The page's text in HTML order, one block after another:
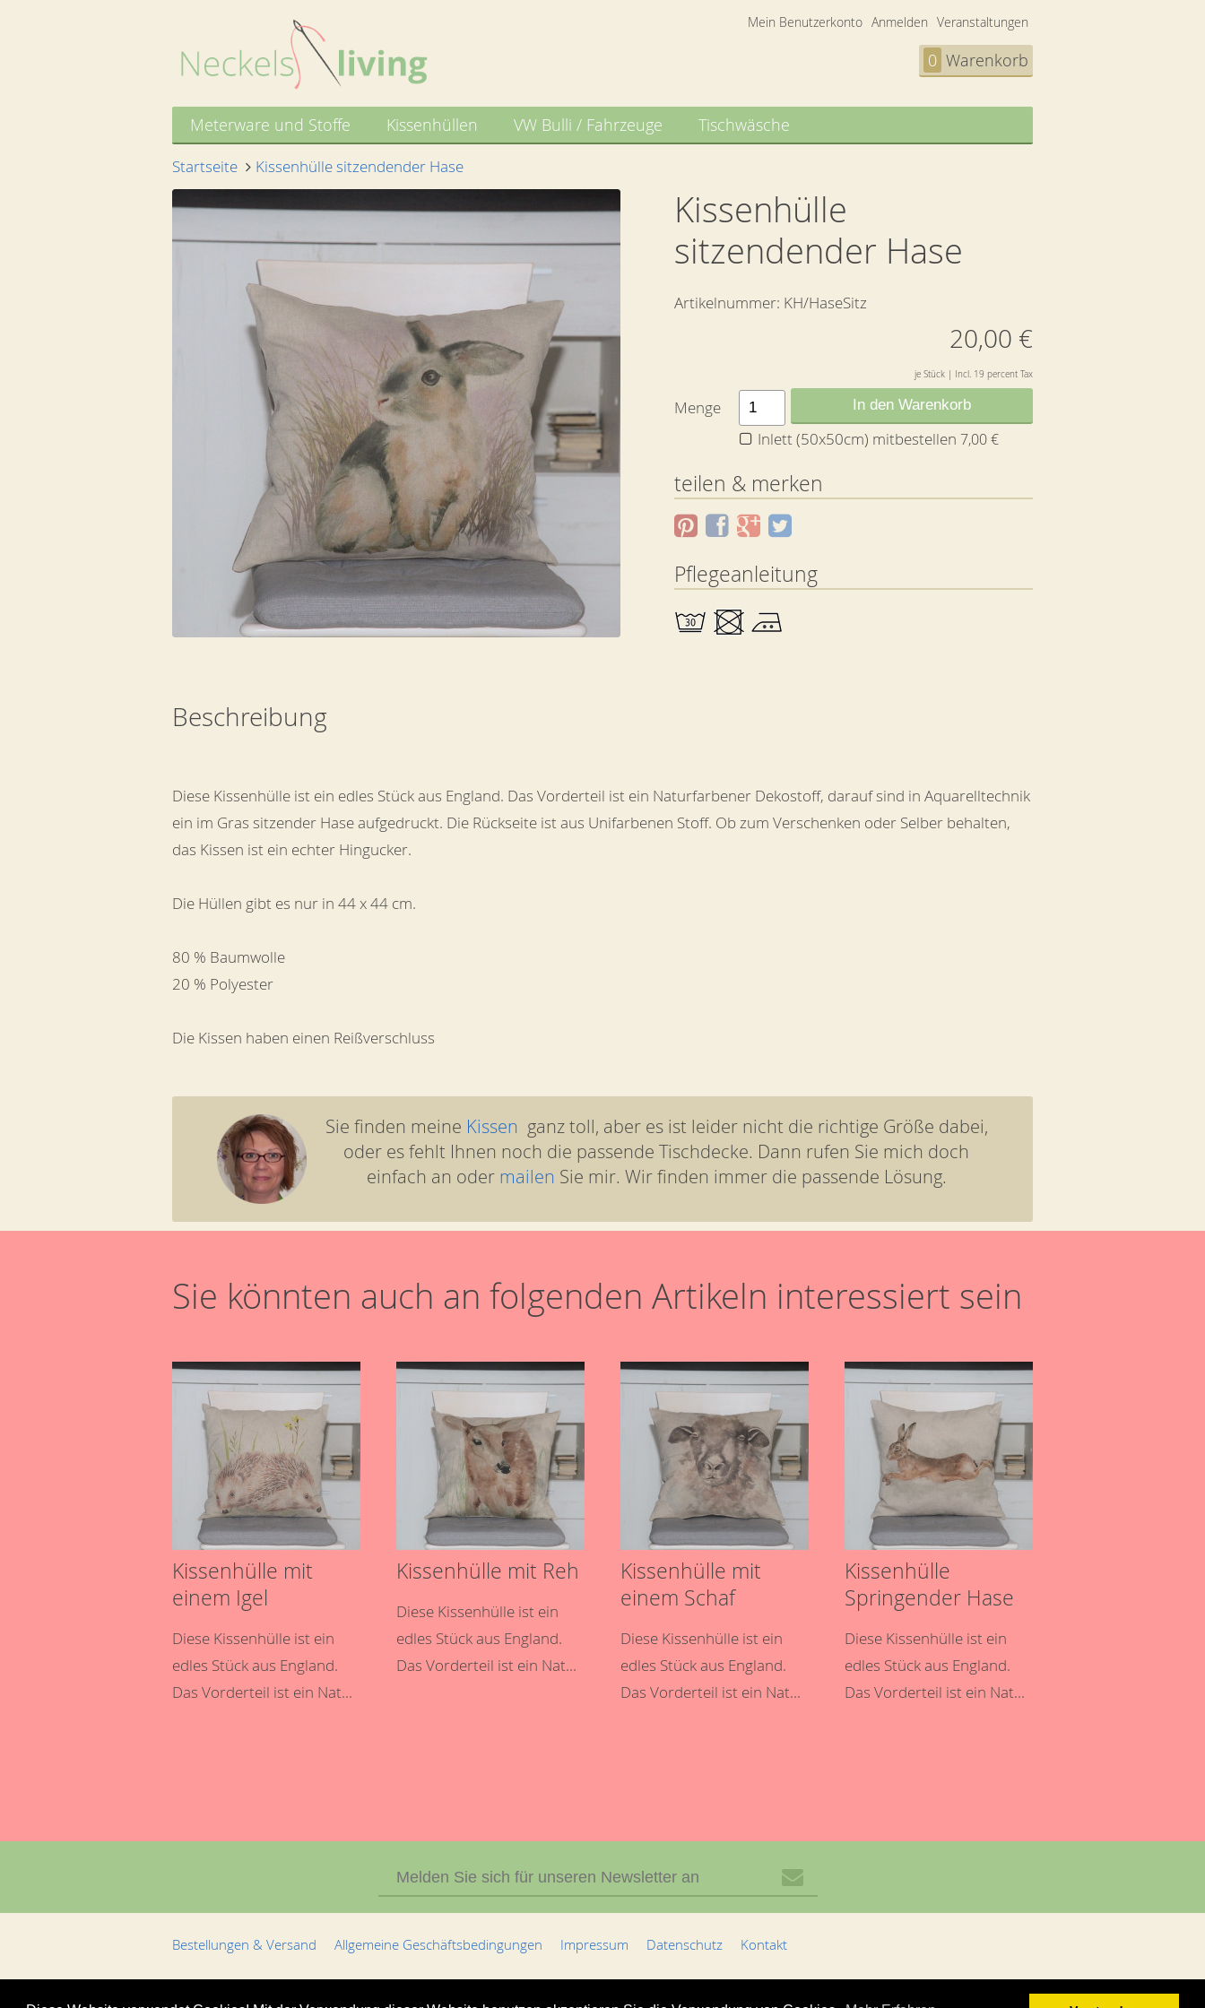
Mein Benutzerkonto Anmelden Veranstaltungen
0 Warenkorb
Meterware und Stoffe Kissenhüllen VW Bulli / Fahrzeuge Tischwäsche
Startseite Kissenhülle sitzendender Hase
Kissenhülle
sitzendender Hase
Artikelnummer: KH/HaseSitz
20,00 €
je Stück | Incl. 19 percent Tax
Menge In den Warenkorb
Inlett (50x50cm) mitbestellen 7,00 €
teilen & merken
Pflegeanleitung
Beschreibung
Diese Kissenhülle ist ein edles Stück aus England. Das Vorderteil ist ein Naturfarbener Dekostoff, darauf sind in Aquarelltechnik
ein im Gras sitzender Hase aufgedruckt. Die Rückseite ist aus Unifarbenen Stoff. Ob zum Verschenken oder Selber behalten,
das Kissen ist ein echter Hingucker.
Die Hüllen gibt es nur in 44 x 44 cm.
80 % Baumwolle
20 % Polyester
Die Kissen haben einen Reißverschluss
Sie finden meine Kissen ganz toll, aber es ist leider nicht die richtige Größe dabei,
oder es fehlt Ihnen noch die passende Tischdecke. Dann rufen Sie mich doch
einfach an oder mailen Sie mir. Wir finden immer die passende Lösung.
Sie könnten auch an folgenden Artikeln interessiert sein
Kissenhülle mit
einem Igel
Diese Kissenhülle ist ein
edles Stück aus England.
Das Vorderteil ist ein Nat...
Kissenhülle mit Reh
Diese Kissenhülle ist ein
edles Stück aus England.
Das Vorderteil ist ein Nat...
Kissenhülle mit
einem Schaf
Diese Kissenhülle ist ein
edles Stück aus England.
Das Vorderteil ist ein Nat...
Kissenhülle
Springender Hase
Diese Kissenhülle ist ein
edles Stück aus England.
Das Vorderteil ist ein Nat...
Bestellungen & Versand Allgemeine Geschäftsbedingungen Impressum Datenschutz Kontakt